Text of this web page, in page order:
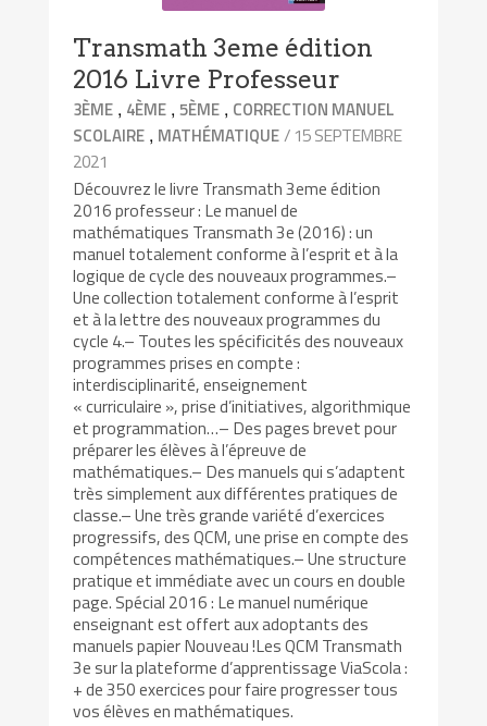
Transmath 3eme édition
2016 Livre Professeur
3ÈME , 4ÈME ,5ÈME , CORRECTION MANUEL
SCOLAIRE , MATHÉMATIQUE/ 15 SEPTEMBRE
2021
Découvrez le livre Transmath 3eme édition
2016 professeur : Le manuel de
mathématiques Transmath 3e (2016) : un
manuel totalement conforme à l’esprit et à la
logique de cycle des nouveaux programmes.–
Une collection totalement conforme à l’esprit
et à la lettre des nouveaux programmes du
cycle 4.– Toutes les spécificités des nouveaux
programmes prises en compte :
interdisciplinarité, enseignement
« curriculaire », prise d’initiatives, algorithmique
et programmation…– Des pages brevet pour
préparer les élèves à l’épreuve de
mathématiques.– Des manuels qui s’adaptent
très simplement aux différentes pratiques de
classe.– Une très grande variété d’exercices
progressifs, des QCM, une prise en compte des
compétences mathématiques.– Une structure
pratique et immédiate avec un cours en double
page. Spécial 2016 : Le manuel numérique
enseignant est offert aux adoptants des
manuels papier Nouveau !Les QCM Transmath
3e sur la plateforme d’apprentissage ViaScola :
+ de 350 exercices pour faire progresser tous
vos élèves en mathématiques.